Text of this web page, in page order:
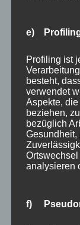
Begleitung.
Byron
unterstützt
mehr
Verbindung
e)
Profiling ist
besteht,
verwendet
Aspekte,
beziehen,
bezüglich
Gesundheit,
analysieren
f)